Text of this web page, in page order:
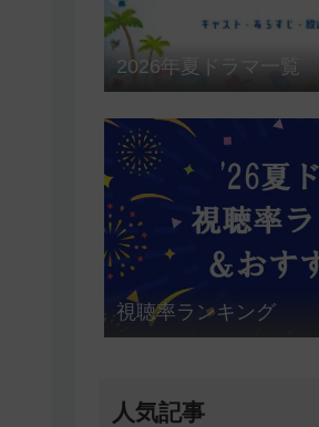
2026年夏ドラマ一覧
視聴率ランキング
人気記事